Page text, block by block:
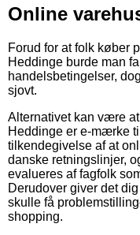
Online
Forud for at folk køber
Heddinge burde man
handelsbetingelser,
sjovt.
Alternativet kan være
Heddinge er e-mærke
tilkendegivelse af at
danske retningslinjer,
evalueres af fagfolk
Derudover giver det
skulle få
shopping.